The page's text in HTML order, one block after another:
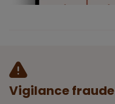
Vigilance fraude